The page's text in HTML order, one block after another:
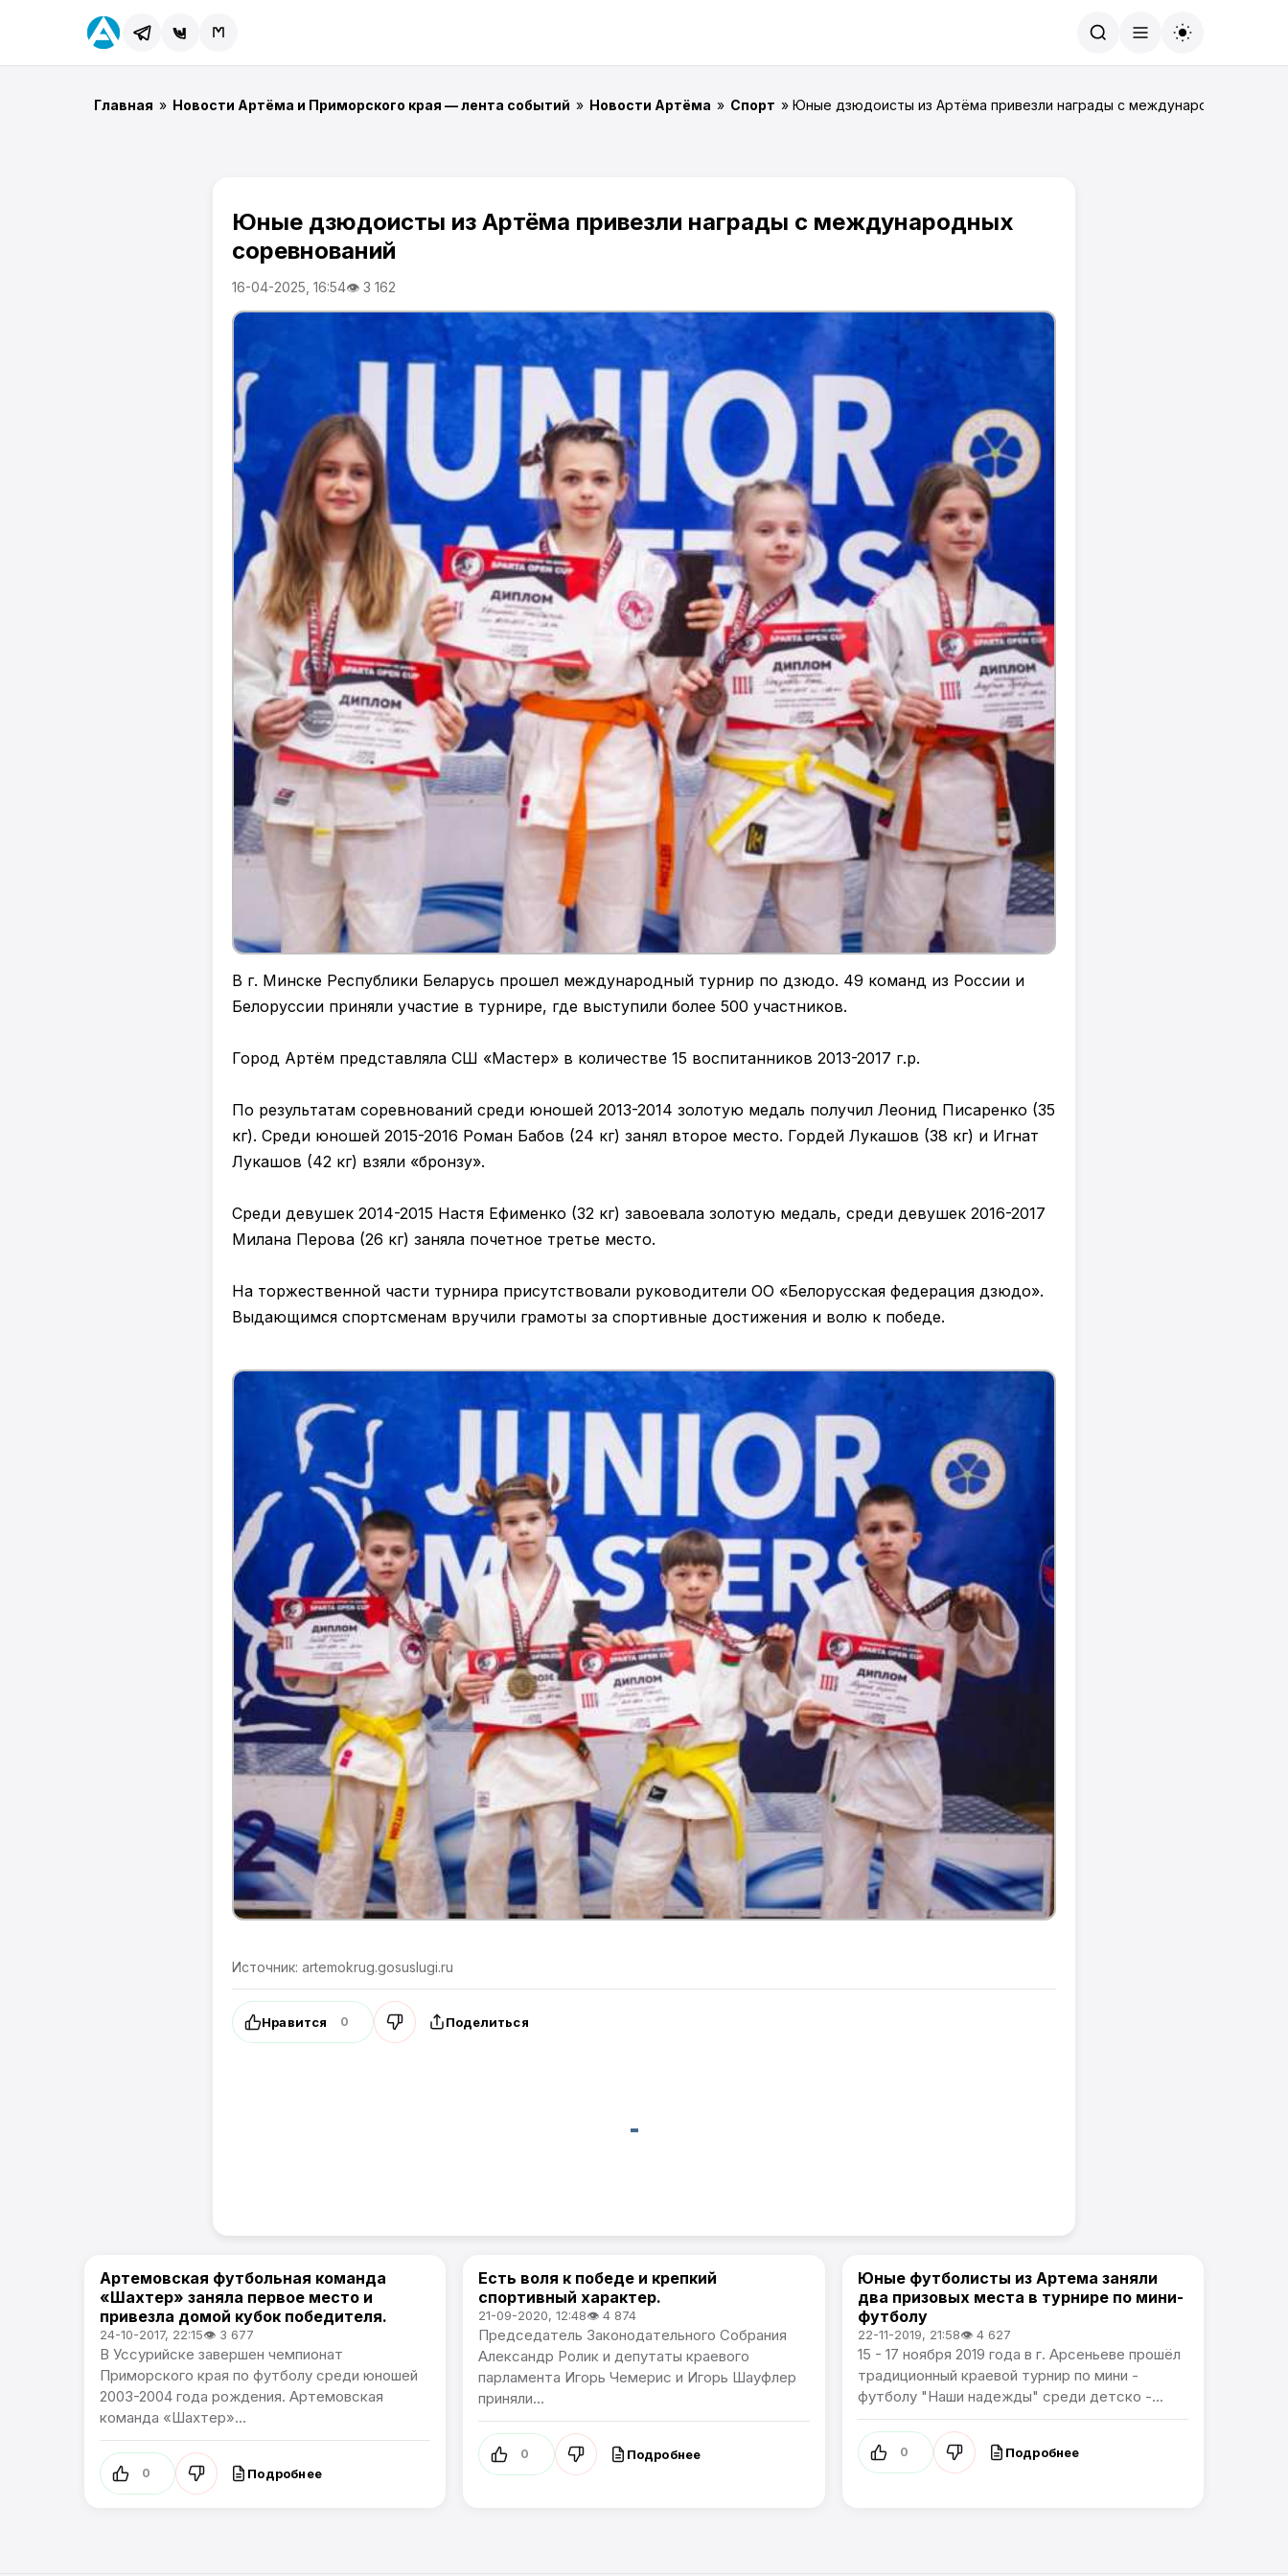
Главная » Новости Артёма и Приморского края — лента событий » Новости Артёма » Спорт » Юные дзюдоисты из Артёма привезли награды с международных
Юные дзюдоисты из Артёма привезли награды с международных
соревнований
16-04-2025, 16:54👁 3 162
В г. Минске Республики Беларусь прошел международный турнир по дзюдо. 49 команд из России и
Белоруссии приняли участие в турнире, где выступили более 500 участников.
Город Артём представляла СШ «Мастер» в количестве 15 воспитанников 2013-2017 г.р.
По результатам соревнований среди юношей 2013-2014 золотую медаль получил Леонид Писаренко (35
кг). Среди юношей 2015-2016 Роман Бабов (24 кг) занял второе место. Гордей Лукашов (38 кг) и Игнат
Лукашов (42 кг) взяли «бронзу».
Среди девушек 2014-2015 Настя Ефименко (32 кг) завоевала золотую медаль, среди девушек 2016-2017
Милана Перова (26 кг) заняла почетное третье место.
На торжественной части турнира присутствовали руководители ОО «Белорусская федерация дзюдо».
Выдающимся спортсменам вручили грамоты за спортивные достижения и волю к победе.
Источник: artemokrug.gosuslugi.ru
Нравится 0 Поделиться
Спорт
Артемовская футбольная команда
«Шахтер» заняла первое место и
привезла домой кубок победителя.
24-10-2017, 22:15👁 3 677
В Уссурийске завершен чемпионат
Приморского края по футболу среди юношей
2003-2004 года рождения. Артемовская
команда «Шахтер»...
0 Подробнее
Спорт
Есть воля к победе и крепкий
спортивный характер.
21-09-2020, 12:48👁 4 874
Председатель Законодательного Собрания
Александр Ролик и депутаты краевого
парламента Игорь Чемерис и Игорь Шауфлер
приняли...
0 Подробнее
Спорт / Артемпортал
Юные футболисты из Артема заняли
два призовых места в турнире по мини-
футболу
22-11-2019, 21:58👁 4 627
15 - 17 ноября 2019 года в г. Арсеньеве прошёл
традиционный краевой турнир по мини -
футболу "Наши надежды" среди детско -...
0 Подробнее